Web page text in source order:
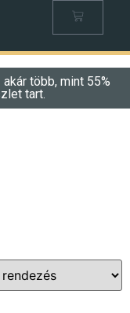
több, mint 55%
tart.